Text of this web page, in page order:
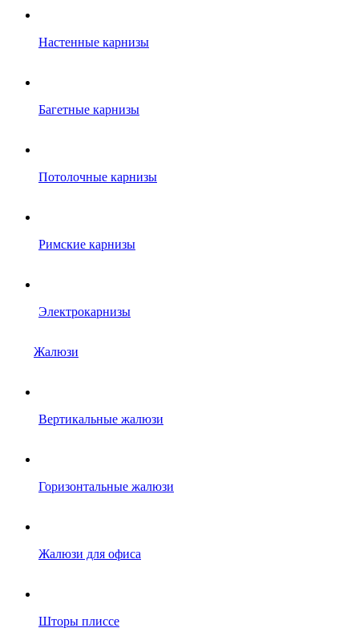
Настенные карнизы
Багетные карнизы
Потолочные карнизы
Римские карнизы
Электрокарнизы
Жалюзи
Вертикальные жалюзи
Горизонтальные жалюзи
Жалюзи для офиса
Шторы плиссе